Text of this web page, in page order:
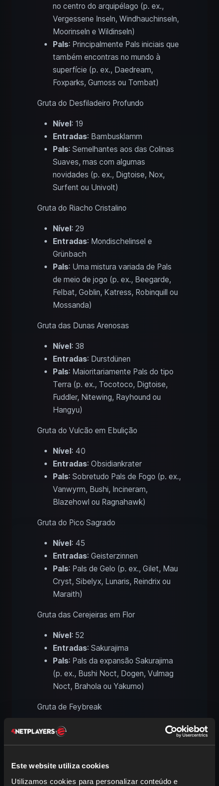
Este website utiliza cookies
Utilizamos cookies para personalizar conteúdo e
no centro do arquipélago (p. ex.,
Vergessene Inseln, Windhauchinseln,
Moorinseln e Wildinseln)
Pals: Principalmente Pals iniciais que
também encontras no mundo à
superfície (p. ex., Daedream,
Foxparks, Gumoss ou Tombat)
Gruta do Desfiladeiro Profundo
Nível : 19
Entradas: Bambusklamm
Pals: Semelhantes aos das Colinas
Suaves, mas com algumas
novidades (p. ex., Digtoise, Nox,
Surfent ou Univolt)
Gruta do Riacho Cristalino
Nível : 29
Entradas: Mondischelinsel e
Grünbach
Pals: Uma mistura variada de Pals
de meio de jogo (p. ex., Beegarde,
Felbat, Goblin, Katress, Robinquill ou
Mossanda)
Gruta das Dunas Arenosas
Nível : 38
Entradas: Durstdünen
Pals: Maioritariamente Pals do tipo
Terra (p. ex., Tocotoco, Digtoise,
Fuddler, Nitewing, Rayhound ou
Hangyu)
Gruta do Vulcão em Ebulição
Nível : 40
Entradas: Obsidiankrater
Pals: Sobretudo Pals de Fogo (p. ex.,
Vanwyrm, Bushi, Incineram,
Blazehowl ou Ragnahawk)
Gruta do Pico Sagrado
Nível : 45
Entradas: Geisterzinnen
Pals: Pals de Gelo (p. ex., Gilet, Mau
Cryst, Sibelyx, Lunaris, Reindrix ou
Maraith)
Gruta das Cerejeiras em Flor
Nível : 52
Entradas: Sakurajima
Pals: Pals da expansão Sakurajima
(p. ex., Bushi Noct, Dogen, Vulmag
Noct, Brahola ou Yakumo)
Gruta de Feybreak
Nível
de jogo para a tua equipa (p. ex.,
Splatterina, Warsect Terra, Kistun